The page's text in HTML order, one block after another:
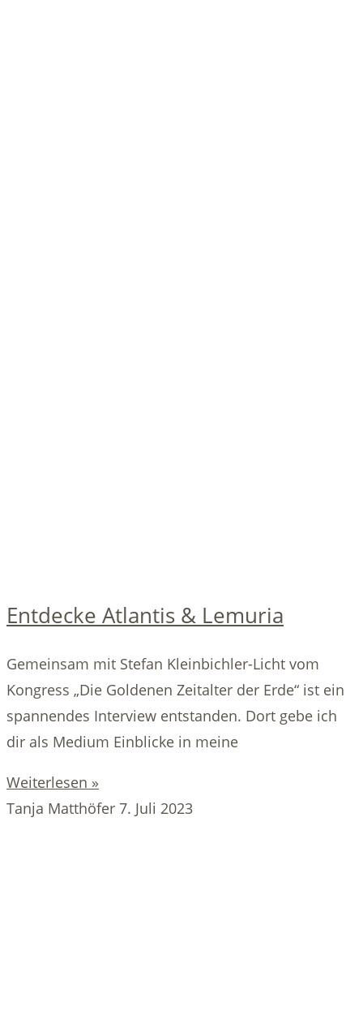
Entdecke Atlantis & Lemuria
Gemeinsam mit Stefan Kleinbichler-Licht vom
Kongress „Die Goldenen Zeitalter der Erde“ ist ein
spannendes Interview entstanden. Dort gebe ich
dir als Medium Einblicke in meine
Weiterlesen »
Tanja Matthöfer 7. Juli 2023